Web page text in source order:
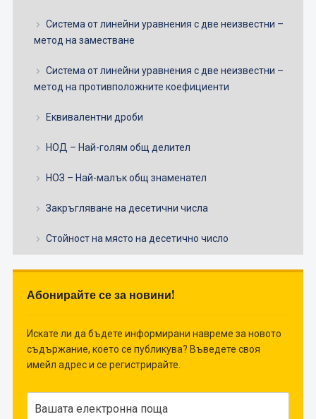
Система от линейни уравнения с две неизвестни –
метод на заместване
Система от линейни уравнения с две неизвестни –
метод на противположните коефициенти
Еквивалентни дроби
НОД – Най-голям общ делител
НОЗ – Най-малък общ знаменател
Закръгляване на десетични числа
Стойност на място на десетично число
Абонирайте се за новини!
Искате ли да бъдете информирани навреме за новото
съдържание, което се публикува? Въведете своя
имейл адрес и се регистрирайте.